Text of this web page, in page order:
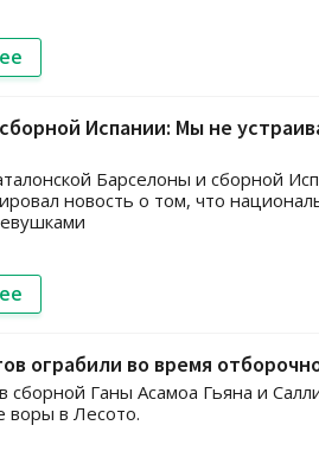
Испании: Мы не
Барселоны и сборной
новость о том, что
ограбили во время
сборной Ганы Асамоа Гьяна и
воры в Лесото.